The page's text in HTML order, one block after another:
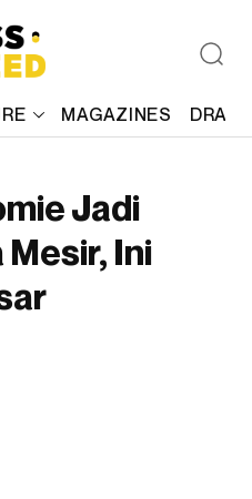
MAGAZINES
Jadi
Mesir, Ini